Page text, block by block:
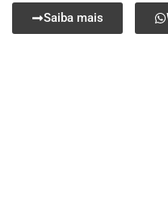
Saiba mais